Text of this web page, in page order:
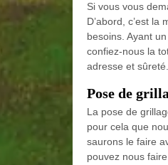
Si vous vous
D’abord, c’est
besoins. Ayant
confiez-nous la
adresse et sûreté.
Pose de
La pose de
pour cela que
saurons le faire
pouvez nous